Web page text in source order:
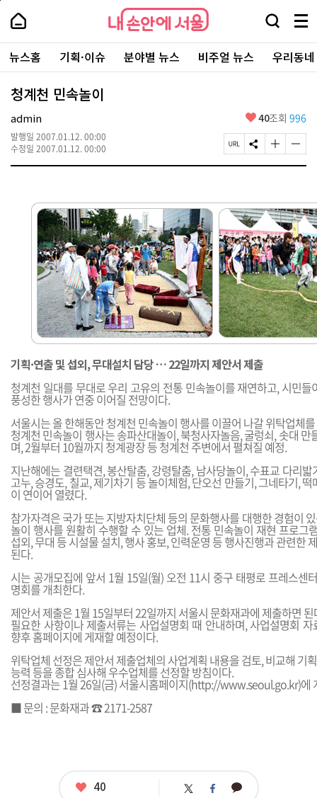
본
로
가
내
손
안
에
서
울
-
서
울
시
대
표
소
내
손
에
울
검
창
열
기
메
뉴
전
체
보
주
요
서
뉴스홈 기획·이슈 분야별 뉴스 비주얼 뉴스 우리동
청계천 민속놀이
admin
발행일 2007.01.12. 00:00
수정일 2007.01.12. 00:00
좋
요
40조회 996
페
이
L
복
사
S
N
하
기
글
자
게
변
경
하
기
글
자
게
변
경
하
기
기획·연출 및 섭외, 무대설치 담당 … 22일까지 제안서 제출
청계천 일대를 무대로 우리 고유의 전통 민속놀이를 재연하고, 시민
풍성한 행사가 연중 이어질 전망이다.
서울시는 올 한해동안 청계천 민속놀이 행사를 이끌어 나갈 위탁업체
청계천 민속놀이 행사는 송파산대놀이, 북청사자놀음, 굴렁쇠, 솟대 만
며, 2월부터 10월까지 청계광장 등 청계천 주변에서 펼쳐질 예정.
지난해에는 결련택견, 봉산탈춤, 강령탈춤, 남사당놀이, 수표교 다리
고누, 승경도, 칠교, 제기차기 등 놀이체험, 단오선 만들기, 그네타기,
이 연이어 열렸다.
참가자격은 국가 또는 지방자치단체 등의 문화행사를 대행한 경험이
놀이 행사를 원활히 수행할 수 있는 업체. 전통 민속놀이 재현 프로그
섭외, 무대 등 시설물 설치, 행사 홍보, 인력운영 등 행사진행과 관련한
된다.
시는 공개모집에 앞서 1월 15일(월) 오전 11시 중구 태평로 프레스센
명회를 개최한다.
제안서 제출은 1월 15일부터 22일까지 서울시 문화재과에 제출하면
필요한 사항이나 제출서류는 사업설명회 때 안내하며, 사업설명회
향후 홈페이지에 게재할 예정이다.
위탁업체 선정은 제안서 제출업체의 사업계획 내용을 검토, 비교해 기
능력 등을 종합 심사해 우수업체를 선정할 방침이다.
선정결과는 1월 26일(금) 서울시홈페이지(http://www.seoul.go.kr)에
■ 문의 : 문화재과 ☎ 2171-2587
좋
40 트 페 카
페
상
단
로